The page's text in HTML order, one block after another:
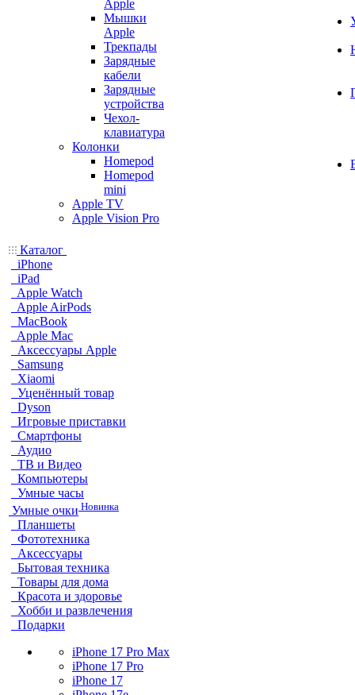
Apple
Мышки
Apple
Трекпады
Зарядные
кабели
Зарядные
устройства
Чехол-
клавиатура
Колонки
Homepod
Homepod
mini
Apple TV
Apple Vision Pro
Каталог
iPhone
iPad
Apple Watch
Apple AirPods
MacBook
Apple Mac
Аксессуары Apple
Samsung
Xiaomi
Уценённый товар
Dyson
Игровые приставки
Смартфоны
Аудио
ТВ и Видео
Компьютеры
Умные часы
Умные очки Новинка
Планшеты
Фототехника
Аксессуары
Бытовая техника
Товары для дома
Красота и здоровье
Хобби и развлечения
Подарки
iPhone 17 Pro Max
iPhone 17 Pro
iPhone 17